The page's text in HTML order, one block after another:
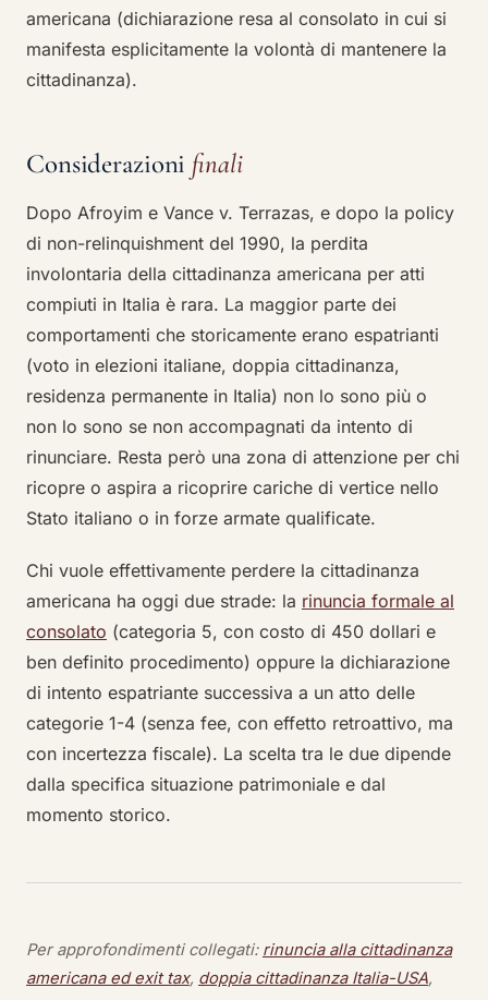
americana (dichiarazione resa al consolato in cui si
manifesta esplicitamente la volontà di mantenere la
cittadinanza).
Considerazioni finali
Dopo Afroyim e Vance v. Terrazas, e dopo la policy
di non-relinquishment del 1990, la perdita
involontaria della cittadinanza americana per atti
compiuti in Italia è rara. La maggior parte dei
comportamenti che storicamente erano espatrianti
(voto in elezioni italiane, doppia cittadinanza,
residenza permanente in Italia) non lo sono più o
non lo sono se non accompagnati da intento di
rinunciare. Resta però una zona di attenzione per chi
ricopre o aspira a ricoprire cariche di vertice nello
Stato italiano o in forze armate qualificate.
Chi vuole effettivamente perdere la cittadinanza
americana ha oggi due strade: la rinuncia formale al
consolato (categoria 5, con costo di 450 dollari e
ben definito procedimento) oppure la dichiarazione
di intento espatriante successiva a un atto delle
categorie 1-4 (senza fee, con effetto retroattivo, ma
con incertezza fiscale). La scelta tra le due dipende
dalla specifica situazione patrimoniale e dal
momento storico.
Per approfondimenti collegati: rinuncia alla cittadinanza
americana ed exit tax, doppia cittadinanza Italia-USA,